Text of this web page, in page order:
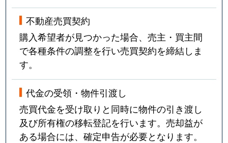
不動産売買契約
購入希望者が見つかった場合、売主・買主間
で各種条件の調整を行い売買契約を締結しま
す。
代金の受領・物件引渡し
売買代金を受け取りと同時に物件の引き渡し
及び所有権の移転登記を行います。売却益が
ある場合には、確定申告が必要となります。